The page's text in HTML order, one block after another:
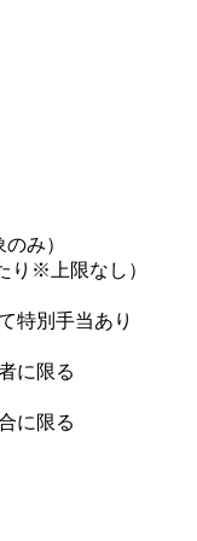
み）
り※上限なし）
特別手当あり
に限る
に限る